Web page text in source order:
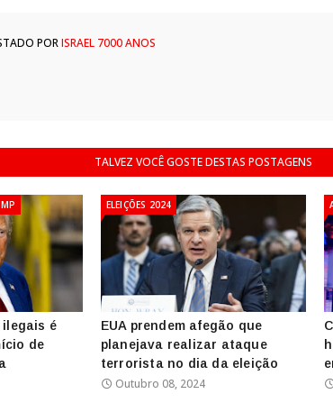
PORISRAEL 7000 ANOS
TALVEZ VOCÊ GOSTE DESTAS POSTAGENS
ilegais é
de
ELEIÇÕES 2024
EUA prendem afegão que
planejava realizar ataque
terrorista no dia da eleição
Outubro 08, 2024